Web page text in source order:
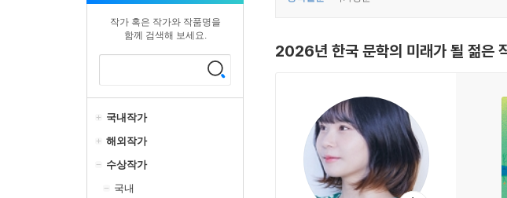
작가 혹은 작가와 작품명을
함께 검색해 보세요.
국내작가
해외작가
수상작가
국내
2026년 한국 문학의 미래가 될 젊은